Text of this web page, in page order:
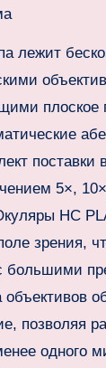
лежит
плоское
поставки
5×,
HC
зрения,
большими
позволяя
одного